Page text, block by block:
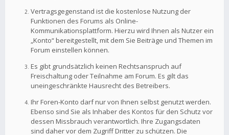
Vertragsgegenstand ist die kostenlose Nutzung der
Funktionen des Forums als Online-
Kommunikationsplattform. Hierzu wird Ihnen als Nutzer ein
„Konto“ bereitgestellt, mit dem Sie Beiträge und Themen im
Forum einstellen können.
Es gibt grundsätzlich keinen Rechtsanspruch auf
Freischaltung oder Teilnahme am Forum. Es gilt das
uneingeschränkte Hausrecht des Betreibers.
Ihr Foren-Konto darf nur von Ihnen selbst genutzt werden.
Ebenso sind Sie als Inhaber des Kontos für den Schutz vor
dessen Missbrauch verantwortlich. Ihre Zugangsdaten
sind daher vor dem Zugriff Dritter zu schützen. Die